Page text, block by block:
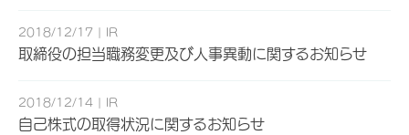
2018/12/17 IR
取締役の担当職務変更及び人事異動に関するお知らせ
2018/12/14 IR
自己株式の取得状況に関するお知らせ